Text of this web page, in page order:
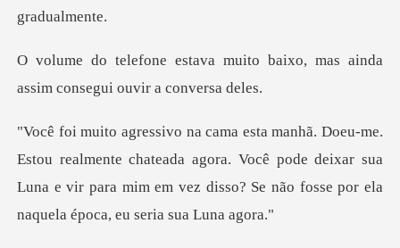
ito baixo, mas ainda
assim con
nte chateada agora. Você pode deixar sua
Luna e vir para mim em vez